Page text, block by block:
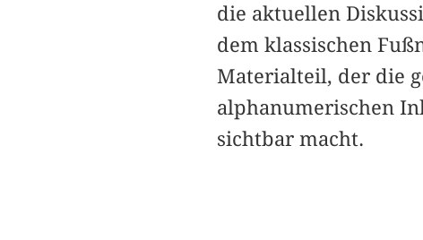
die aktuellen
dem klassischen
Materialteil, der die
alphanumerischen
sichtbar macht.